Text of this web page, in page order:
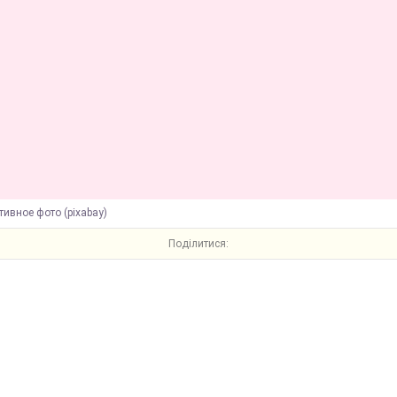
фото (pixabay)
Поділитися: